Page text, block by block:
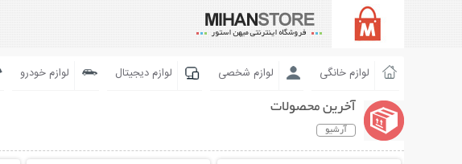
لوازم خانگی لوازم شخصی لوازم دیجیتال لوازم خودرو
آخرین محصولات
آرشیو